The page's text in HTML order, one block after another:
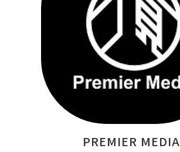
PREMIER MEDIA